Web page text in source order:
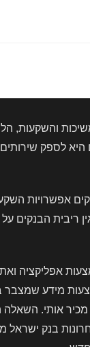
והשקעות,
לספק שירותים
אפשרויות
הבנקים על
אפליקציה
מידע
אותי. השאלה
בנק